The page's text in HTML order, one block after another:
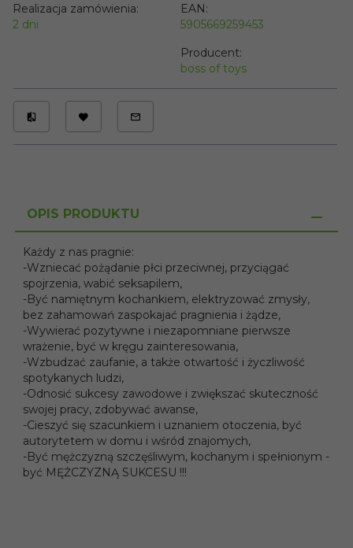
Realizacja zamówienia:
2 dni
EAN:
5905669259453
Producent:
boss of toys
OPIS PRODUKTU
Każdy z nas pragnie:
-Wzniecać pożądanie płci przeciwnej, przyciągać
spojrzenia, wabić seksapilem,
-Być namiętnym kochankiem, elektryzować zmysły,
bez zahamowań zaspokajać pragnienia i żądze,
-Wywierać pozytywne i niezapomniane pierwsze
wrażenie, być w kręgu zainteresowania,
-Wzbudzać zaufanie, a także otwartość i życzliwość
spotykanych ludzi,
-Odnosić sukcesy zawodowe i zwiększać skuteczność
swojej pracy, zdobywać awanse,
-Cieszyć się szacunkiem i uznaniem otoczenia, być
autorytetem w domu i wśród znajomych,
-Być mężczyzną szczęśliwym, kochanym i spełnionym -
być MĘŻCZYZNĄ SUKCESU !!!